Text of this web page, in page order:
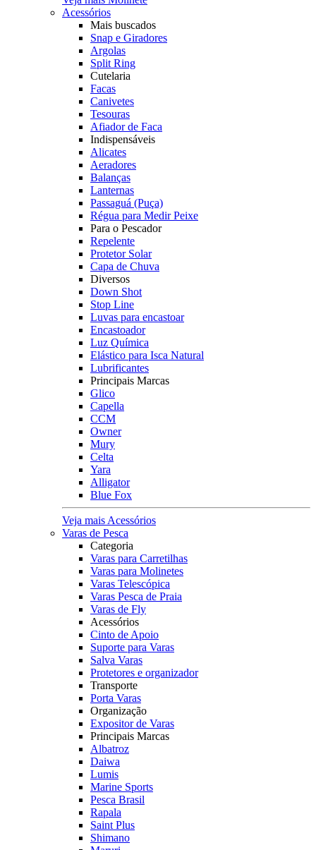
Acessórios
Mais buscados
Snap e Giradores
Argolas
Split Ring
Cutelaria
Facas
Canivetes
Tesouras
Afiador de Faca
Indispensáveis
Alicates
Aeradores
Balanças
Lanternas
Passaguá (Puça)
Régua para Medir Peixe
Para o Pescador
Repelente
Protetor Solar
Capa de Chuva
Diversos
Down Shot
Stop Line
Luvas para encastoar
Encastoador
Luz Química
Elástico para Isca Natural
Lubrificantes
Principais Marcas
Glico
Capella
CCM
Owner
Mury
Celta
Yara
Alligator
Blue Fox
Veja mais Acessórios
Varas de Pesca
Categoria
Varas para Carretilhas
Varas para Molinetes
Varas Telescópica
Varas Pesca de Praia
Varas de Fly
Acessórios
Cinto de Apoio
Suporte para Varas
Salva Varas
Protetores e organizador
Transporte
Porta Varas
Organização
Expositor de Varas
Principais Marcas
Albatroz
Daiwa
Lumis
Marine Sports
Pesca Brasil
Rapala
Saint Plus
Shimano